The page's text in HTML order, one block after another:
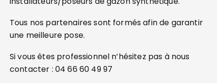
Tous nos partenaires sont formés afin de garantir
une meilleure pose.
Si vous êtes professionnel n’hésitez pas à nous
contacter : 04 66 60 49 97